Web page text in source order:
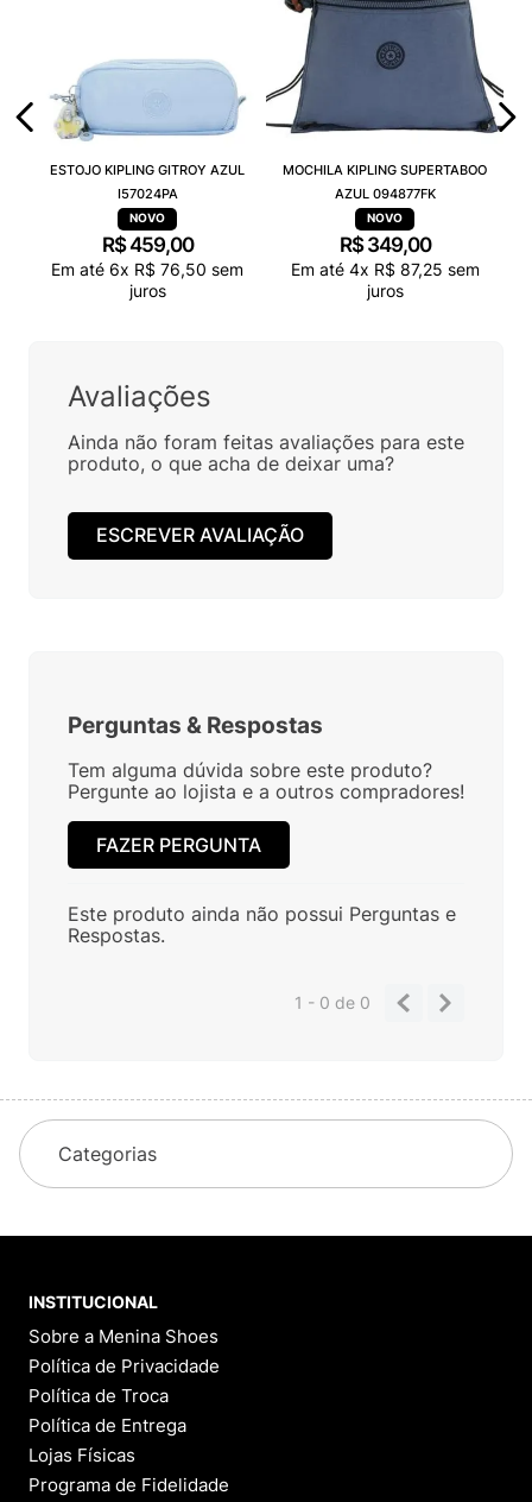
ESTOJO KIPLING GITROY AZUL
I57024PA
R$459,00
Em até 6x R$ 76,50 sem
juros
MOCHILA KIPLING SUPERTABOO
AZUL 094877FK
R$ 349,00
Em até 4x R$ 87,25 sem
juros
Avaliações
Ainda não foram feitas avaliações para este
produto, o que acha de deixar uma?
ESCREVER AVALIAÇÃO
Perguntas & Respostas
Tem alguma dúvida sobre este produto?
Pergunte ao lojista e a outros compradores!
FAZER PERGUNTA
Este produto ainda não possui Perguntas e
Respostas.
1 - 0de 0
Categorias
INSTITUCIONAL
Sobre a Menina Shoes
Política de Privacidade
Política de Troca
Política de Entrega
Lojas Físicas
Programa de Fidelidade